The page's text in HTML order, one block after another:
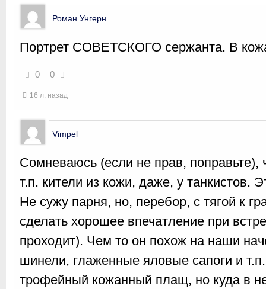
Роман Унгерн
Портрет СОВЕТСКОГО сержанта. В
0 0
16 л. назад
Vimpel
Сомневаюсь (если не прав, поправьте),
т.п. кители из кожи, даже, у танкистов.
Не сужу парня, но, перебор, с тягой к
сделать хорошее впечатление при
проходит). Чем то он похож на наши
шинели, глаженные яловые сапоги и
трофейный кожанный плащ, но куда в